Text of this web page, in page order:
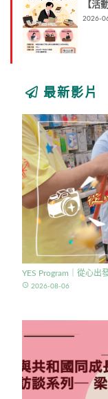
【活
2026-
最新影片
YES Program｜從心出
access_time 2026-08-06